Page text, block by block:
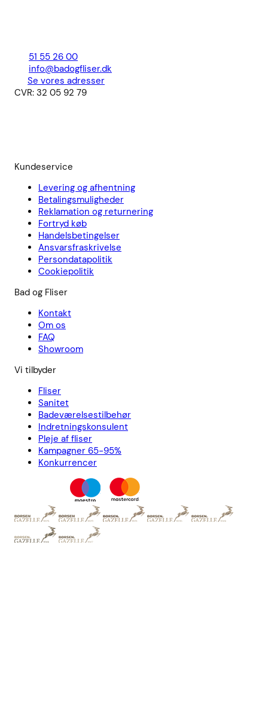
51 55 26 00
info@badogfliser.dk
Se vores adresser
CVR: 32 05 92 79
Kundeservice
Levering og afhentning
Betalingsmuligheder
Reklamation og returnering
Fortryd køb
Handelsbetingelser
Ansvarsfraskrivelse
Persondatapolitik
Cookiepolitik
Bad og Fliser
Kontakt
Om os
FAQ
Showroom
Vi tilbyder
Fliser
Sanitet
Badeværelsestilbehør
Indretningskonsulent
Pleje af fliser
Kampagner 65-95%
Konkurrencer